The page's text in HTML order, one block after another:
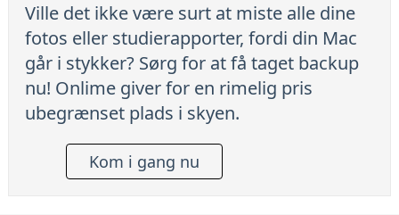
Ville det ikke være surt at miste alle dine
fotos eller studierapporter, fordi din Mac
går i stykker? Sørg for at få taget backup
nu! Onlime giver for en rimelig pris
ubegrænset plads i skyen.
Kom i gang nu